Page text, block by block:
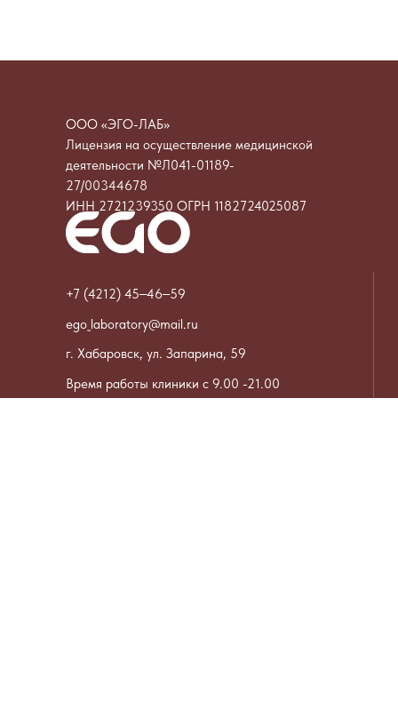
ООО «ЭГО-ЛАБ»
Лицензия на осуществление медицинской
деятельности №Л041-01189-
27/00344678
ИНН 2721239350 ОГРН 1182724025087
+7 (4212) 45‒46‒59
ego_laboratory@mail.ru
г. Хабаровск, ул. Запарина, 59
Время работы клиники с 9.00 -21.00